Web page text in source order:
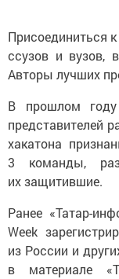
Присоединиться
ссузов и вузов,
Авторы лучших
В прошлом году
представителей
хакатона
3 команды,
их защитившие.
Ранее «Татар-
Week
из России и
в материале